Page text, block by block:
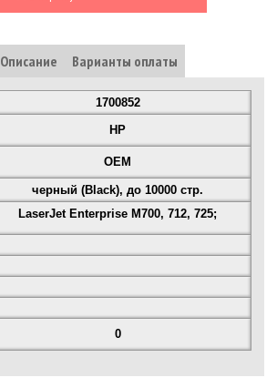
Описание Варианты оплаты
1700852
HP
OEM
черный (Black), до 10000 стр.
LaserJet Enterprise M700, 712, 725;
0